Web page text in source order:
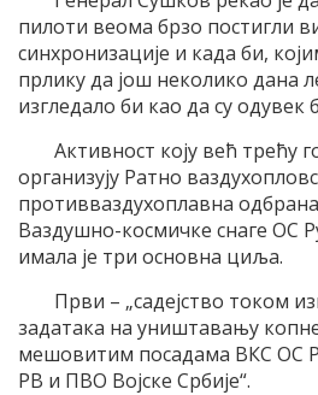
пилоти веома брзо постигли
синхронизације и када би,
прлику да још неколико дана
изгледало би као да су одувек
Активност коју већ трећу
организују Ратно
противваздухоплавна одбрана
Ваздушно-космичке снаге ОС
имала је три основна циља.
Први – „садејство током
задатака на уништавању
мешовитим посадама ВКС ОС
РВ и ПВО Војске Србије“.